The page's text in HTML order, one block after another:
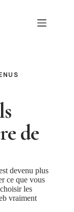
de
devenu plus
ce que vous
les
vraiment